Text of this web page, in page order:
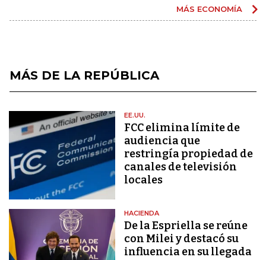
MÁS ECONOMÍA
MÁS DE LA REPÚBLICA
EE.UU.
FCC elimina límite de
audiencia que
restringía propiedad de
canales de televisión
locales
HACIENDA
De la Espriella se reúne
con Milei y destacó su
influencia en su llegada